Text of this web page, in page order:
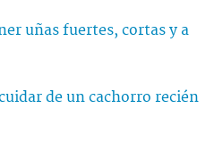
uñas fuertes, cortas y a
de un cachorro recién